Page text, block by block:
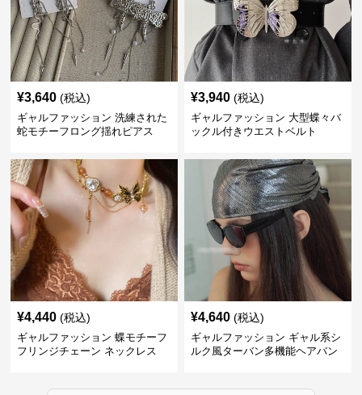
¥3,640 (税込)
ギャルファッション 洗練された
蛇モチーフロング揺れピアス
¥3,940 (税込)
ギャルファッション 大型蝶々バ
ックル付きウエストベルト
¥4,440 (税込)
ギャルファッション 蝶モチーフ
フリンジチェーン ネックレス
¥4,640 (税込)
ギャルファッション ギャル系シ
ルク風ターバン多機能ヘアバン